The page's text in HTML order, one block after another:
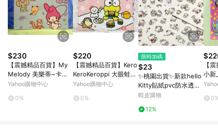
有相關事證認定您為大宗採購、批發轉賣而非最終消費使用者，
相關認定以Yahoo購物中心之認定為準
$230
【震撼精品百貨】My
Melody 美樂蒂~卡片_
跳繩
Yahoo購物中心
0%
$220
【震撼精品百貨】Kero
KeroKeroppi 大眼蛙~
Sanrio 大眼蛙青蛙雙面
3724
Yahoo購物中心
0%
限時加碼
$23
✨桃園出貨✨新款hello
Kitty貼紙pvc防水透明
貼紙手賬手機收納裝飾
蝦皮購物
12%
【
小新
n~